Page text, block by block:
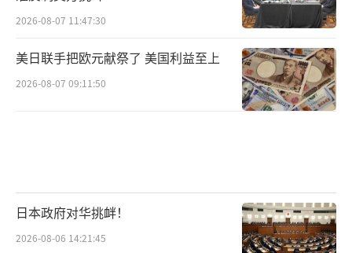
2026-08-07 11:47:30
美日联手把欧元献祭了 美国利益至上
2026-08-07 09:11:50
日本政府对华挑衅！
2026-08-06 14:21:45